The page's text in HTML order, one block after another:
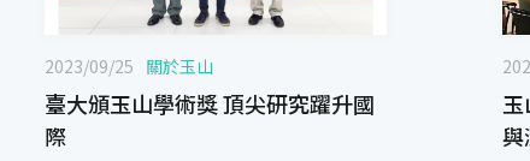
2023/09/25 關於玉山
臺大頒玉山學術獎 頂尖研究躍升國
際
與